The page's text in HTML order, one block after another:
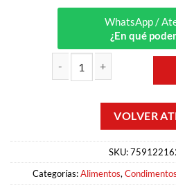
WhatsApp /
¿En qué
CONDIMENTO PARA CARNE
SKU:
Categorías:Alimentos, Condimentos